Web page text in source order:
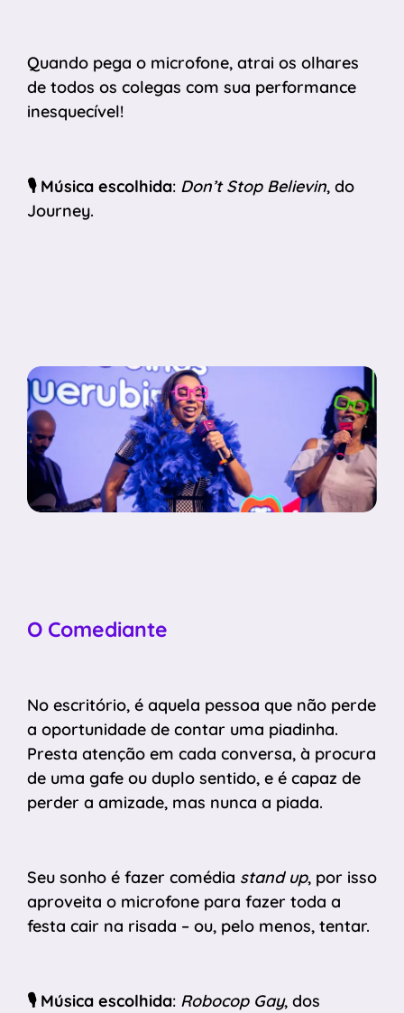
Quando pega o microfone, atrai os olhares
de todos os colegas com sua performance
inesquecível!
🎙️ Música escolhida: Don’t Stop Believin, do
Journey.
O Comediante
No escritório, é aquela pessoa que não perde
a oportunidade de contar uma piadinha.
Presta atenção em cada conversa, à procura
de uma gafe ou duplo sentido, e é capaz de
perder a amizade, mas nunca a piada.
Seu sonho é fazer comédia stand up, por isso
aproveita o microfone para fazer toda a
festa cair na risada – ou, pelo menos, tentar.
🎙️ Música escolhida: Robocop Gay, dos